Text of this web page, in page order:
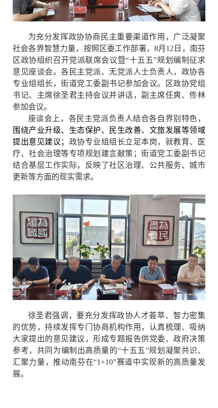
为充分发挥政协协商民主重要渠道作用，广泛凝聚
社会各界智慧力量， 按照区委工作部署，8月12日，南芬
区政协组织召开党派联席会议暨“十五五”规划编制征求
意见座谈会。各民主党派、无党派人士负责人，政协各
专业组组长，街道党工委副书记参加会议。
区政协党组
书记、主席徐圣君主持会议并讲话， 副主席任爽、佟林
参加会议。
座谈会上，各民主党派负责人结合各自界别特色，
围绕产业升级、生态保护、民生改善、 文旅发展等领域
提出意见建议； 政协专业组组长立足本岗，就教育、医
疗、社会治理等专项规划建言献策；街道党工委副书记
结合基层工作实际，反映了社区治理、公共服务、城市
更新等方面的现实需求。
徐圣君强调，要充分发挥政协人才荟萃、智力密集
的优势，持续发挥专门协商机构作用，认真梳理、吸纳
大家提出的意见建议 ，形成专题报告供党委、政府决策
参考，共同为编制出高质量的“十五五”规划凝聚共识、
汇聚力量 ，推动南芬在“1+10”赛道中实现新的高质量发
展。